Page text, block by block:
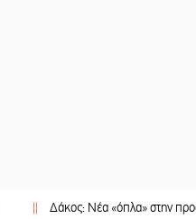
Δάκος: Νέα «όπλα» στην προστασία